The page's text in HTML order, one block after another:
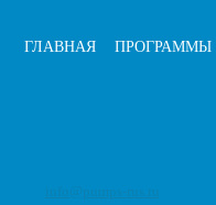
ГЛАВНАЯ ПРОГРАММЫ